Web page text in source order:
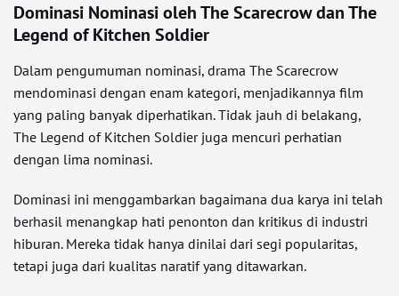
Dominasi Nominasi oleh The Scarecrow dan The
Legend of Kitchen Soldier
Dalam pengumuman nominasi, drama The Scarecrow
mendominasi dengan enam kategori, menjadikannya film
yang paling banyak diperhatikan. Tidak jauh di belakang,
The Legend of Kitchen Soldier juga mencuri perhatian
dengan lima nominasi.
Dominasi ini menggambarkan bagaimana dua karya ini telah
berhasil menangkap hati penonton dan kritikus di industri
hiburan. Mereka tidak hanya dinilai dari segi popularitas,
tetapi juga dari kualitas naratif yang ditawarkan.